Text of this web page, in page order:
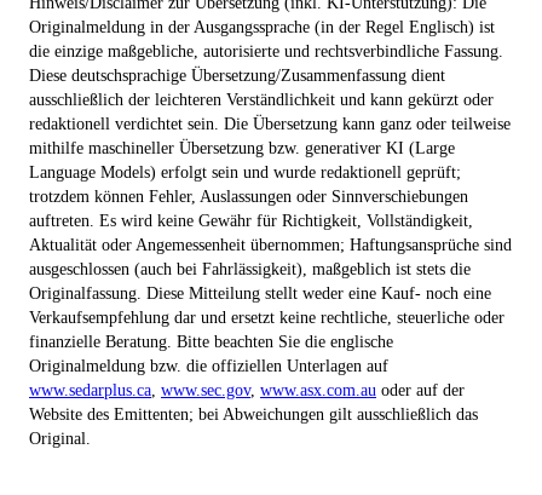
Originalmeldung in der Ausgangssprache (in der Regel Englisch) ist
die einzige maßgebliche, autorisierte und rechtsverbindliche Fassung.
Diese deutschsprachige Übersetzung/Zusammenfassung dient
ausschließlich der leichteren Verständlichkeit und kann gekürzt oder
redaktionell verdichtet sein. Die Übersetzung kann ganz oder teilweise
mithilfe maschineller Übersetzung bzw. generativer KI (Large
Language Models) erfolgt sein und wurde redaktionell geprüft;
trotzdem können Fehler, Auslassungen oder Sinnverschiebungen
auftreten. Es wird keine Gewähr für Richtigkeit, Vollständigkeit,
Aktualität oder Angemessenheit übernommen; Haftungsansprüche sind
ausgeschlossen (auch bei Fahrlässigkeit), maßgeblich ist stets die
Originalfassung. Diese Mitteilung stellt weder eine Kauf- noch eine
Verkaufsempfehlung dar und ersetzt keine rechtliche, steuerliche oder
finanzielle Beratung. Bitte beachten Sie die englische
Originalmeldung bzw. die offiziellen Unterlagen auf
www.sedarplus.ca www.sec.gov, www.asx.com.au oder auf der
Website des Emittenten; bei Abweichungen gilt ausschließlich das
Original.